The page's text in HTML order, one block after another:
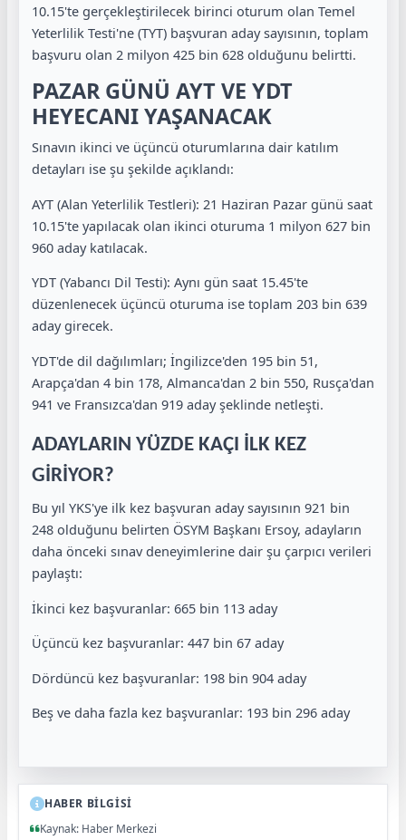
10.15'te gerçekleştirilecek birinci oturum olan Temel
Yeterlilik Testi'ne (TYT) başvuran aday sayısının, toplam
başvuru olan 2 milyon 425 bin 628 olduğunu belirtti.
PAZAR GÜNÜ AYT VE YDT
HEYECANI YAŞANACAK
Sınavın ikinci ve üçüncü oturumlarına dair katılım
detayları ise şu şekilde açıklandı:
AYT (Alan Yeterlilik Testleri): 21 Haziran Pazar günü saat
10.15'te yapılacak olan ikinci oturuma 1 milyon 627 bin
960 aday katılacak.
YDT (Yabancı Dil Testi): Aynı gün saat 15.45'te
düzenlenecek üçüncü oturuma ise toplam 203 bin 639
aday girecek.
YDT'de dil dağılımları; İngilizce'den 195 bin 51,
Arapça'dan 4 bin 178, Almanca'dan 2 bin 550, Rusça'dan
941 ve Fransızca'dan 919 aday şeklinde netleşti.
ADAYLARIN YÜZDE KAÇI İLK KEZ
GİRİYOR?
Bu yıl YKS'ye ilk kez başvuran aday sayısının 921 bin
248 olduğunu belirten ÖSYM Başkanı Ersoy, adayların
daha önceki sınav deneyimlerine dair şu çarpıcı verileri
paylaştı:
İkinci kez başvuranlar: 665 bin 113 aday
Üçüncü kez başvuranlar: 447 bin 67 aday
Dördüncü kez başvuranlar: 198 bin 904 aday
Beş ve daha fazla kez başvuranlar: 193 bin 296 aday
HABER BİLGİSİ
Kaynak: Haber Merkezi